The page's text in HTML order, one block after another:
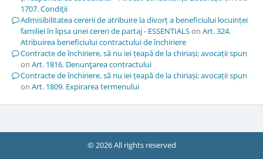
1707. Condiţii
Admisibilitatea cererii de atribuire la divorț a beneficiului locuinței
familiei în lipsa unei cereri de partaj - ESSENTIALSon Art. 324.
Atribuirea beneficiului contractului de închiriere
Contracte de închiriere, să nu iei țeapă de la chiriași; avocații spun
on Art. 1816. Denunţarea contractului
Contracte de închiriere, să nu iei țeapă de la chiriași; avocații spun
on Art. 1809. Expirarea termenului
© 2026 All rights reserved